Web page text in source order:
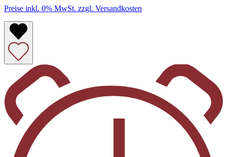
Preise inkl. 0% MwSt. zzgl. Versandkosten